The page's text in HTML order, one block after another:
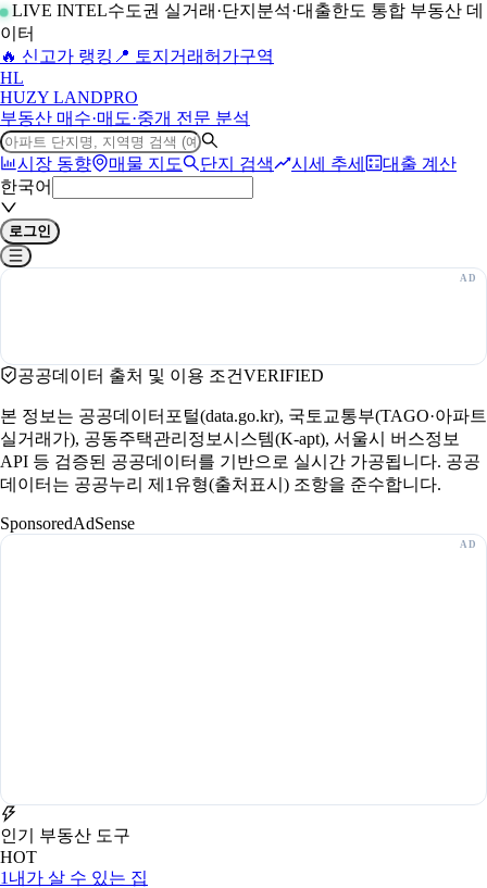
LIVE INTEL수도권 실거래·단지분석·대출한도 통합 부동산 데
이터
🔥 신고가 랭킹 📍 토지거래허가구역
HL
HUZY LANDPRO
부동산 매수·매도·중개 전문 분석
시장 동향 매물 지도 단지 검색 시세 추세
대출 계산
한국어
로그인
공공데이터 출처 및 이용 조건VERIFIED
본 정보는 공공데이터포털(data.go.kr), 국토교통부(TAGO·아파트
실거래가), 공동주택관리정보시스템(K-apt), 서울시 버스정보
API 등 검증된 공공데이터를 기반으로 실시간 가공됩니다. 공공
데이터는 공공누리 제1유형(출처표시) 조항을 준수합니다.
SponsoredAdSense
인기 부동산 도구
HOT
1 내가 살 수 있는 집